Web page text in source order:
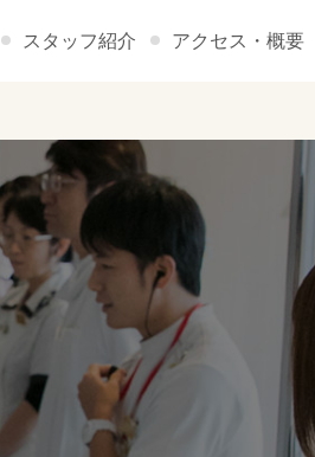
スタッフ紹介 アクセス・概要